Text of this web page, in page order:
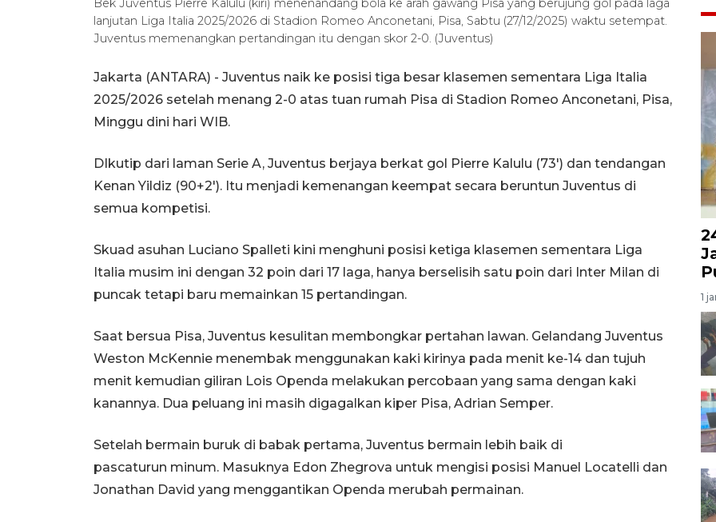
Bek Juventus Pierre Kalulu (kiri) menenandang bola ke arah gawang Pisa yang berujung gol pada laga
lanjutan Liga Italia 2025/2026 di Stadion Romeo Anconetani, Pisa, Sabtu (27/12/2025) waktu setempat.
Juventus memenangkan pertandingan itu dengan skor 2-0. (Juventus)
Jakarta (ANTARA) - Juventus naik ke posisi tiga besar klasemen sementara Liga Italia
2025/2026 setelah menang 2-0 atas tuan rumah Pisa di Stadion Romeo Anconetani, Pisa,
Minggu dini hari WIB.
DIkutip dari laman Serie A, Juventus berjaya berkat gol Pierre Kalulu (73') dan tendangan
Kenan Yildiz (90+2'). Itu menjadi kemenangan keempat secara beruntun Juventus di
semua kompetisi.
Skuad asuhan Luciano Spalleti kini menghuni posisi ketiga klasemen sementara Liga
Italia musim ini dengan 32 poin dari 17 laga, hanya berselisih satu poin dari Inter Milan di
puncak tetapi baru memainkan 15 pertandingan.
Saat bersua Pisa, Juventus kesulitan membongkar pertahan lawan. Gelandang Juventus
Weston McKennie menembak menggunakan kaki kirinya pada menit ke-14 dan tujuh
menit kemudian giliran Lois Openda melakukan percobaan yang sama dengan kaki
kanannya. Dua peluang ini masih digagalkan kiper Pisa, Adrian Semper.
Setelah bermain buruk di babak pertama, Juventus bermain lebih baik di
pascaturun minum. Masuknya Edon Zhegrova untuk mengisi posisi Manuel Locatelli dan
Jonathan David yang menggantikan Openda merubah permainan.
1